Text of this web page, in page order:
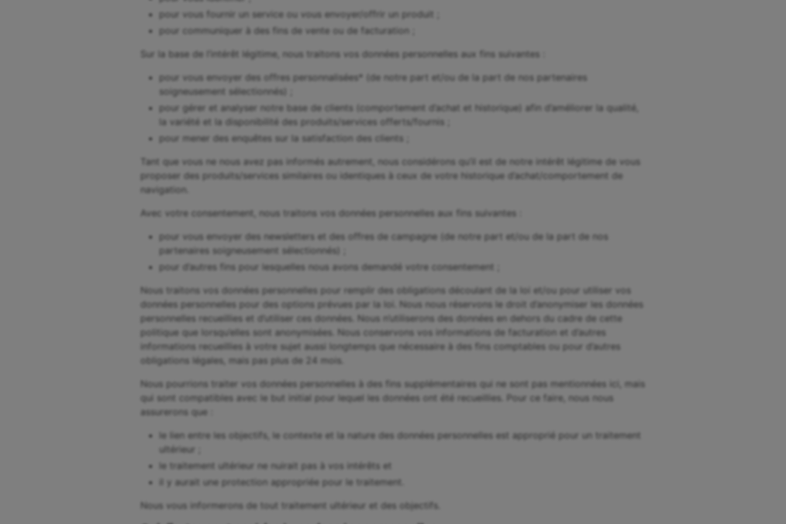
pour vous fournir un service ou vous envoyer/offrir un produit ;
pour communiquer à des fins de vente ou de facturation ;
Sur la base de l’intérêt légitime, nous traitons vos données personnelles aux fins suivantes :
pour vous envoyer des offres personnalisées* (de notre part et/ou de la part de nos partenaires
soigneusement sélectionnés) ;
pour gérer et analyser notre base de clients (comportement d’achat et historique) afin d’améliorer la qualité,
la variété et la disponibilité des produits/services offerts/fournis ;
pour mener des enquêtes sur la satisfaction des clients ;
Tant que vous ne nous avez pas informés autrement, nous considérons qu’il est de notre intérêt légitime de vous
proposer des produits/services similaires ou identiques à ceux de votre historique d’achat/comportement de
navigation.
Avec votre consentement, nous traitons vos données personnelles aux fins suivantes :
pour vous envoyer des newsletters et des offres de campagne (de notre part et/ou de la part de nos
partenaires soigneusement sélectionnés) ;
pour d’autres fins pour lesquelles nous avons demandé votre consentement ;
Nous traitons vos données personnelles pour remplir des obligations découlant de la loi et/ou pour utiliser vos
données personnelles pour des options prévues par la loi. Nous nous réservons le droit d’anonymiser les données
personnelles recueillies et d’utiliser ces données. Nous n’utiliserons des données en dehors du cadre de cette
politique que lorsqu’elles sont anonymisées. Nous conservons vos informations de facturation et d’autres
informations recueillies à votre sujet aussi longtemps que nécessaire à des fins comptables ou pour d’autres
obligations légales, mais pas plus de 24 mois.
Nous pourrions traiter vos données personnelles à des fins supplémentaires qui ne sont pas mentionnées ici, mais
qui sont compatibles avec le but initial pour lequel les données ont été recueillies. Pour ce faire, nous nous
assurerons que :
le lien entre les objectifs, le contexte et la nature des données personnelles est approprié pour un traitement
ultérieur ;
le traitement ultérieur ne nuirait pas à vos intérêts et
il y aurait une protection appropriée pour le traitement.
Nous vous informerons de tout traitement ultérieur et des objectifs.